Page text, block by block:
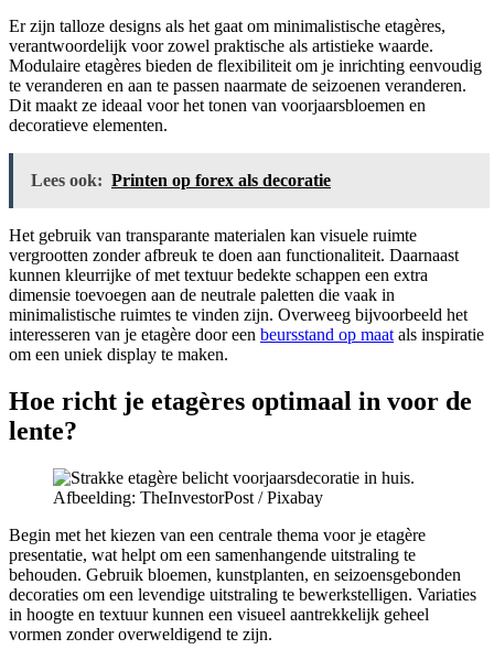
Er zijn talloze designs als het gaat om minimalistische etagères,
verantwoordelijk voor zowel praktische als artistieke waarde.
Modulaire etagères bieden de flexibiliteit om je inrichting eenvoudig
te veranderen en aan te passen naarmate de seizoenen veranderen.
Dit maakt ze ideaal voor het tonen van voorjaarsbloemen en
decoratieve elementen.
Lees ook: Printen op forex als decoratie
Het gebruik van transparante materialen kan visuele ruimte
vergrootten zonder afbreuk te doen aan functionaliteit. Daarnaast
kunnen kleurrijke of met textuur bedekte schappen een extra
dimensie toevoegen aan de neutrale paletten die vaak in
minimalistische ruimtes te vinden zijn. Overweeg bijvoorbeeld het
interesseren van je etagère door een beursstand op maat als inspiratie
om een uniek display te maken.
Hoe richt je etagères optimaal in voor de
lente?
Afbeelding: TheInvestorPost / Pixabay
Begin met het kiezen van een centrale thema voor je etagère
presentatie, wat helpt om een samenhangende uitstraling te
behouden. Gebruik bloemen, kunstplanten, en seizoensgebonden
decoraties om een levendige uitstraling te bewerkstelligen. Variaties
in hoogte en textuur kunnen een visueel aantrekkelijk geheel
vormen zonder overweldigend te zijn.